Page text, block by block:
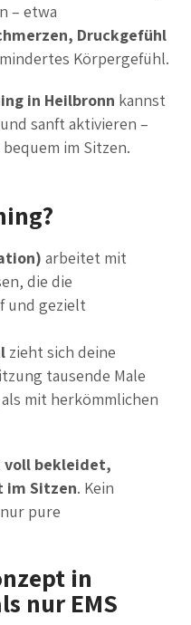
– etwa
Druckgefühl
Körpergefühl.
in Heilbronn kannst
sanft aktivieren –
im Sitzen.
arbeitet mit
die die
und gezielt
zieht sich deine
tausende Male
mit herkömmlichen
voll bekleidet,
im Sitzen. Kein
pure
in
nur EMS